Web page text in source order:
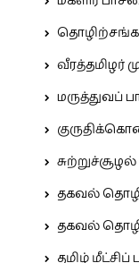
வீரத்தமிழர்
மருத்துவப்
தகவல்
தகவல்
தமிழ்